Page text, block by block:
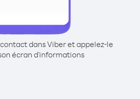
dans Viber et appelez-le
écran d'informations